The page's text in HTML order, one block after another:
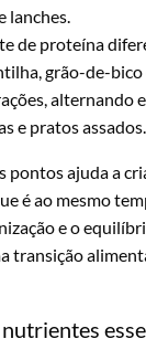
lanches.
de proteína
grão-de-bico
alternando
e pratos assados.
pontos ajuda a
é ao mesmo
e o
transição